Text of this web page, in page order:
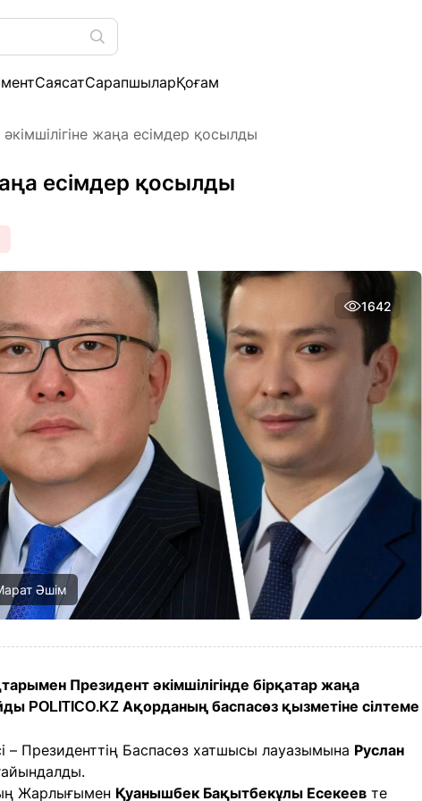
СаясатСарапшыларҚоғам
жаңа есімдер қосылды
есімдер қосылды
1642
Әшім
Президент әкімшілігінде бірқатар жаңа
POLITICO.KZ Ақорданың баспасөз қызметіне сілтеме
– Президенттің Баспасөз хатшысы лауазымына Руслан
Жарлығымен Қуанышбек Бақытбекұлы Есекеев те